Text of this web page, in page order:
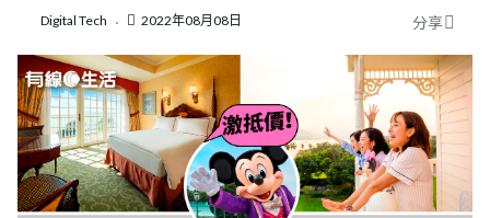
Digital Tech 2022年08月08日 分享